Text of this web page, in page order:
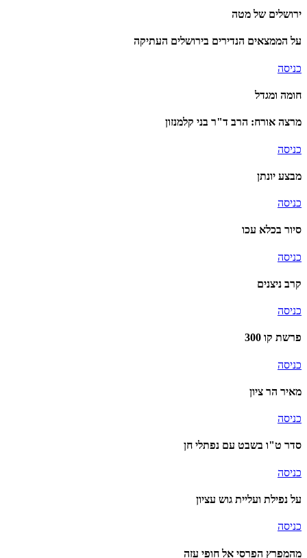
ירושלים של מטה
על הממצאים הנדירים בירושלים העתיקה
כניסה
חומה ומגדל
מרצה אורח: הרב ד"ר בני קלמנזון
כניסה
מבצע יונתן
כניסה
סיור בכלא עכו
כניסה
קרב ניצנים
כניסה
פרשת קו 300
כניסה
מאיר הר ציון
כניסה
סדר ט"ו בשבט עם נפתלי חן
כניסה
על נפילת ועליית גוש עציון
כניסה
מהמפרץ הפרסי אל חופי עזה